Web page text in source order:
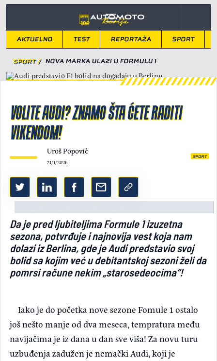
Light/Dark mode
AKTUELNO TEST REPORTAŽA SPORT
SPORT / NOVA MARKA ULAZI U FORMULU 1
VOLITE AUDI? ZNAMO ŠTA ĆETE RADITI
VIKENDOM!
Uroš Popović
21/1/2026
SPORT
Da je pred ljubiteljima Formule 1 izuzetna
sezona, potvrđuje i najnovija vest koja nam
dolazi iz Berlina, gde je Audi predstavio svoj
bolid sa kojim već u debitantskoj sezoni želi da
pomrsi račune nekim „starosedeocima“!
Iako je do početka nove sezone Fomule 1 ostalo
još nešto manje od dva meseca, tempratura među
navijačima je iz dana u dan sve viša! Za novu turu
uzbuđenja zadužen je nemački Audi, koji je